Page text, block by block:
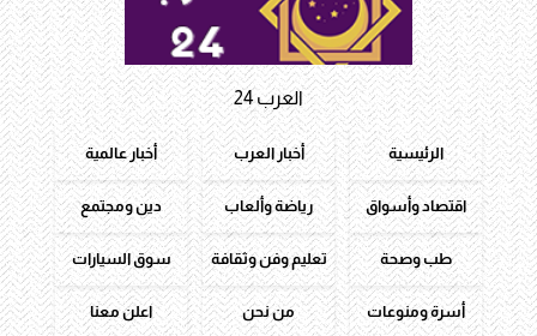
العرب 24
الرئيسية أخبار العرب أخبار عالمية
اقتصاد وأسواق رياضة وألعاب دين ومجتمع
طب وصحة تعليم وفن وثقافة سوق السيارات
أسرة ومنوعات من نحن اعلن معنا